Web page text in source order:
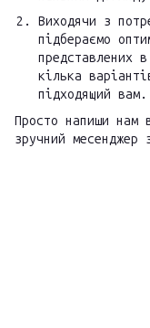
Виходячи з
підбераємо
представлених
кілька
підходящий вам.
Просто напиши нам
зручний месенджер